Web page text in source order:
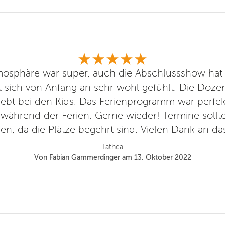
war super, auch die Abschlussshow hat
sich von Anfang an sehr wohl gefühlt. Die
bei den Kids. Das Ferienprogramm war
der Ferien. Gerne wieder! Termine
da die Plätze begehrt sind. Vielen Dank an
Tathea
Von Fabian Gammerdinger am 13. Oktober 2022